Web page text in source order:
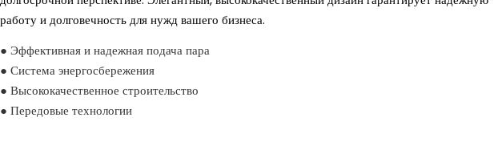
работу и долговечность для нужд вашего бизнеса.
● Эффективная и надежная подача пара
● Система энергосбережения
● Высококачественное строительство
● Передовые технологии